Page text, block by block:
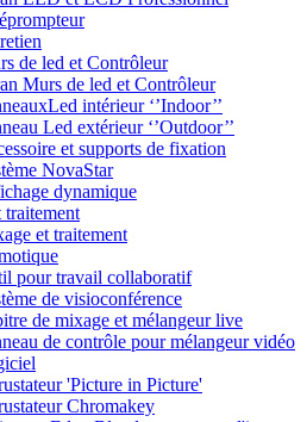
de led et Contrôleur
Murs de led et Contrôleur
intérieur ‘’Indoor’’
Led extérieur ‘’Outdoor’’
et supports de fixation
NovaStar
dynamique
et traitement
pour travail collaboratif
de visioconférence
de mixage et mélangeur live
de contrôle pour mélangeur vidéo
'Picture in Picture'
Chromakey